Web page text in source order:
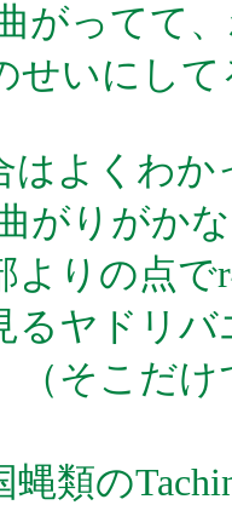
がってて
せいにし
はよくわか
がりがか
よりの点
るヤドリ
（そこだ
蝿類の